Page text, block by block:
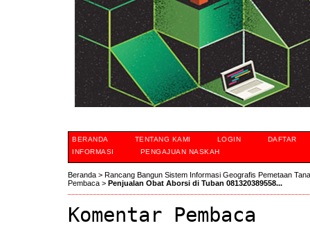
BERANDA TENTANG KAMI LOGIN
DAFTAR
INFORMASI
PENGAJUAN NASKAH
Beranda > Rancang Bangun Sistem Informasi Geografis Pemetaan
Pembaca > Penjualan Obat Aborsi di Tuban 081320389558...
Komentar Pembaca